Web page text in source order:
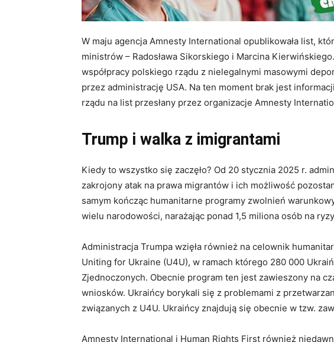
W maju agencja Amnesty International opublikowała list,
ministrów – Radosława Sikorskiego i Marcina
współpracy polskiego rządu z nielegalnymi masowymi
przez administrację USA. Na ten moment brak jest
rządu na list przesłany przez organizacje Amnesty
Trump i walka z imigrantami
Kiedy to wszystko się zaczęło? Od 20 stycznia 2025 r.
zakrojony atak na prawa migrantów i ich możliwość
samym kończąc humanitarne programy zwolnień
wielu narodowości, narażając ponad 1,5 miliona osób na
Administracja Trumpa wzięła również na celownik
Uniting for Ukraine (U4U), w ramach którego 280 000
Zjednoczonych. Obecnie program ten jest zawieszony na
wniosków. Ukraińcy borykali się z problemami z
związanych z U4U. Ukraińcy znajdują się obecnie w tzw.
Amnesty International i Human Rights First również